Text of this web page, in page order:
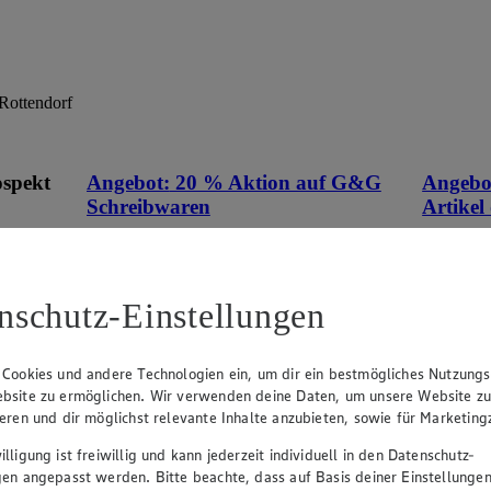
Angebot: 20 % Aktion auf G&G
Schreibwaren
Artikel
Einstellungen
und andere Technologien ein, um dir ein bestmögliches
zu ermöglichen. Wir verwenden deine Daten, um unsere Website zu
und dir möglichst relevante Inhalte anzubieten, sowie für
ist freiwillig und kann jederzeit individuell in den Datenschutz-
angepasst werden. Bitte beachte, dass auf Basis deiner